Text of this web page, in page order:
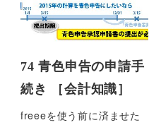
74 青色申告の申請手
続き ［会計知識］
freeeを使う前に済ませた